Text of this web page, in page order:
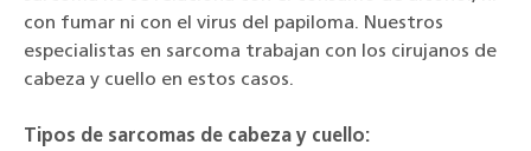
con fumar ni con el virus del papiloma. Nuestros
especialistas en sarcoma trabajan con los cirujanos de
cabeza y cuello en estos casos.
Tipos de sarcomas de cabeza y cuello: